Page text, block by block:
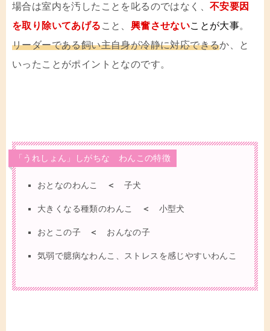
場合は室内を汚したことを叱るのではなく、 不安要因
を取り除いてあげる こと、 興奮させないことが大事。
リーダーである飼い主自身が冷静に対応できるか、と
いったことがポイントとなのです。
「うれしょん」しがちな わんこの特徴
おとなのわんこ ＜ 子犬
大きくなる種類のわんこ ＜ 小型犬
おとこの子 ＜ おんなの子
気弱で臆病なわんこ、ストレスを感じやすいわんこ